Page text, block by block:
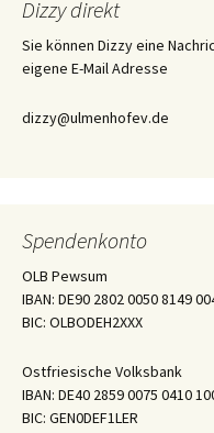
Dizzy direkt
Sie können Dizzy eine
eigene E-Mail Adresse
dizzy@ulmenhofev.de
Spendenkonto
OLB Pewsum
IBAN: DE90 2802 0050 8149
BIC: OLBODEH2XXX
Ostfriesische Volksbank
IBAN: DE40 2859 0075 0410
BIC: GEN0DEF1LER